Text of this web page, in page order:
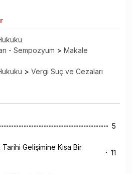
- Sempozyum > Makale
> Vergi Suç ve Cezaları
5
Gelişimine Kısa Bir
11